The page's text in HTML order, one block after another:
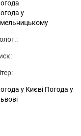
у
у Києві Погода у